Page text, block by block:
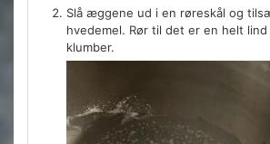
Slå æggene ud i en røreskål og
hvedemel. Rør til det er en helt lind
klumber.